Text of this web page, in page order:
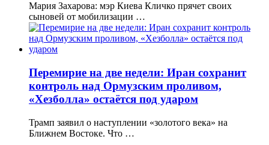
Мария Захарова: мэр Киева Кличко прячет своих
сыновей от мобилизации …
Перемирие на две недели: Иран сохранит
контроль над Ормузским проливом,
«Хезболла» остаётся под ударом
Трамп заявил о наступлении «золотого века» на
Ближнем Востоке. Что …